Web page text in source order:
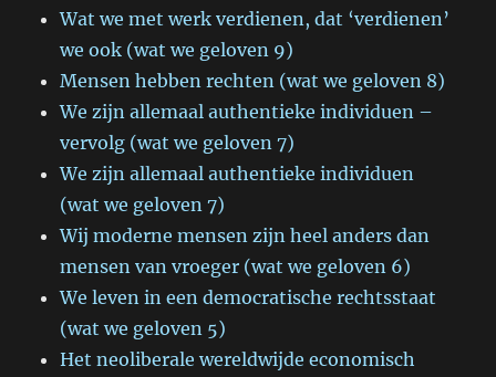
Wat we met werk verdienen, dat ‘verdienen’
we ook (wat we geloven 9)
Mensen hebben rechten (wat we geloven 8)
We zijn allemaal authentieke individuen –
vervolg (wat we geloven 7)
We zijn allemaal authentieke individuen
(wat we geloven 7)
Wij moderne mensen zijn heel anders dan
mensen van vroeger (wat we geloven 6)
We leven in een democratische rechtsstaat
(wat we geloven 5)
Het neoliberale wereldwijde economisch